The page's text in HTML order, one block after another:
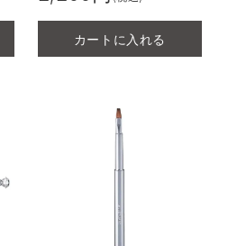
カートに入れる